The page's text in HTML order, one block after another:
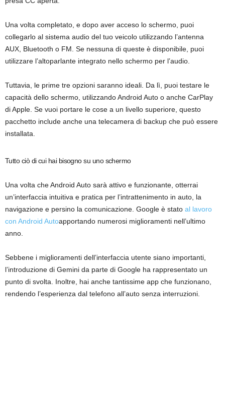
Una volta completato, e dopo aver acceso lo schermo, puoi
collegarlo al sistema audio del tuo veicolo utilizzando l’antenna
AUX, Bluetooth o FM. Se nessuna di queste è disponibile, puoi
utilizzare l’altoparlante integrato nello schermo per l’audio.
Tuttavia, le prime tre opzioni saranno ideali. Da lì, puoi testare le
capacità dello schermo, utilizzando Android Auto o anche CarPlay
di Apple. Se vuoi portare le cose a un livello superiore, questo
pacchetto include anche una telecamera di backup che può essere
installata.
Tutto ciò di cui hai bisogno su uno schermo
Una volta che Android Auto sarà attivo e funzionante, otterrai
un’interfaccia intuitiva e pratica per l’intrattenimento in auto, la
navigazione e persino la comunicazione. Google è stato al lavoro
con Android Autoapportando numerosi miglioramenti nell’ultimo
anno.
Sebbene i miglioramenti dell’interfaccia utente siano importanti,
l’introduzione di Gemini da parte di Google ha rappresentato un
punto di svolta. Inoltre, hai anche tantissime app che funzionano,
rendendo l’esperienza dal telefono all’auto senza interruzioni.